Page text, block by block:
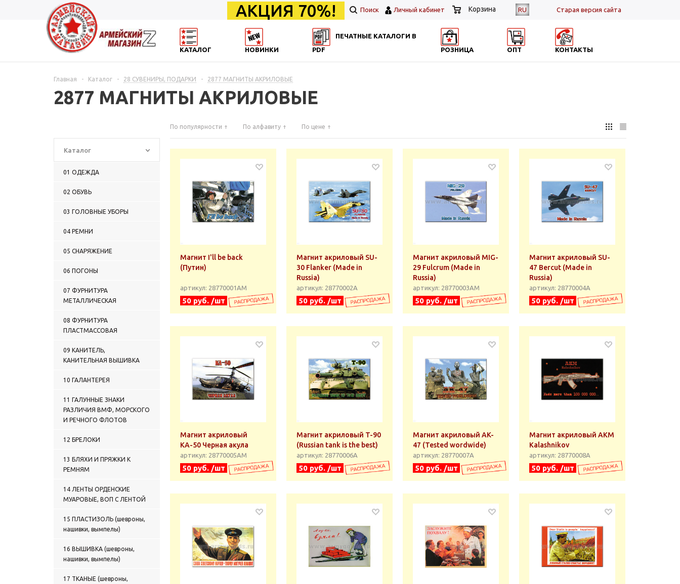
RU Cтарая версия сайта
АКЦИЯ 70%! Поиск Личный кабинет Корзина
КАТАЛОГ НОВИНКИ
ПЕЧАТНЫЕ КАТАЛОГИ В
PDF
РОЗНИЦА ОПТ КОНТАКТЫ
Главная - Каталог - 28 СУВЕНИРЫ, ПОДАРКИ - 2877 МАГНИТЫ АКРИЛОВЫЕ
2877 МАГНИТЫ АКРИЛОВЫЕ
Каталог
01 ОДЕЖДА
02 ОБУВЬ
03 ГОЛОВНЫЕ УБОРЫ
04 РЕМНИ
05 СНАРЯЖЕНИЕ
06 ПОГОНЫ
07 ФУРНИТУРА
МЕТАЛЛИЧЕСКАЯ
08 ФУРНИТУРА
ПЛАСТМАССОВАЯ
09 КАНИТЕЛЬ,
КАНИТЕЛЬНАЯ ВЫШИВКА
10 ГАЛАНТЕРЕЯ
11 ГАЛУННЫЕ ЗНАКИ
РАЗЛИЧИЯ ВМФ, МОРСКОГО
И РЕЧНОГО ФЛОТОВ
12 БРЕЛОКИ
13 БЛЯХИ И ПРЯЖКИ К
РЕМНЯМ
14 ЛЕНТЫ ОРДЕНСКИЕ
МУАРОВЫЕ, ВОП С ЛЕНТОЙ
15 ПЛАСТИЗОЛЬ (шевроны,
нашивки, вымпелы)
16 ВЫШИВКА (шевроны,
нашивки, вымпелы)
17 ТКАНЫЕ (шевроны,
По популярности По алфавиту По цене
Магнит I'll be back
(Путин)
артикул: 28770001АМ
50 руб. /шт
Магнит акриловый SU-
30 Flanker (Made in
Russia)
артикул: 28770002А
50 руб. /шт
Магнит акриловый MIG-
29 Fulcrum (Made in
Russia)
артикул: 28770003АМ
50 руб. /шт
Магнит акриловый SU-
47 Bercut (Made in
Russia)
артикул: 28770004А
50 руб. /шт
Магнит акриловый
КА-50 Черная акула
артикул: 28770005АМ
50 руб. /шт
Магнит акриловый T-90
(Russian tank is the best)
артикул: 28770006А
50 руб. /шт
Магнит акриловый AK-
47 (Tested wordwide)
артикул: 28770007А
50 руб. /шт
Магнит акриловый AKM
Kalashnikov
артикул: 28770008А
50 руб. /шт